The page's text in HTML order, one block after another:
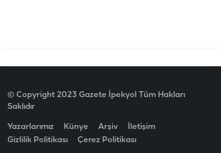
© Copyright 2023 Gazete İpekyol Tüm Hakları
Saklıdır
Yazarlarımız Künye Arşiv
İletişim
Gizlilik Politikası
Çerez Politikası